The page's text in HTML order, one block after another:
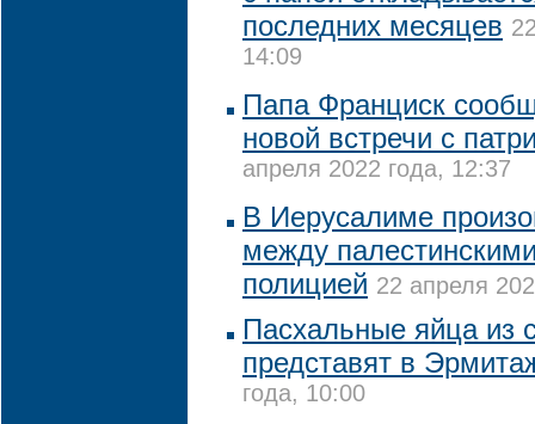
последних месяцев
14:09
Папа Франциск
новой встречи с
апреля 2022 года, 12:37
В Иерусалиме
между
полицией 22 апреля
Пасхальные яйца из
представят в
года, 10:00